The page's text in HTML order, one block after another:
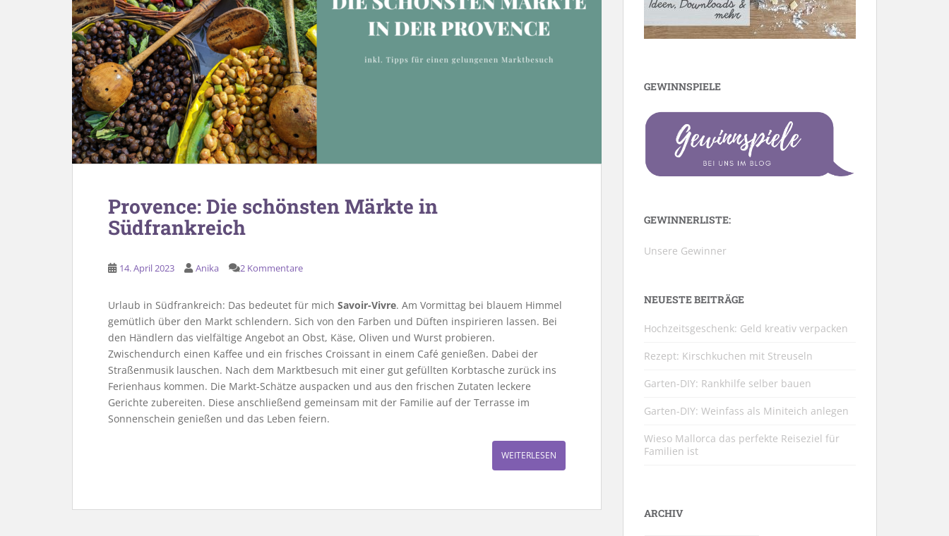
Provence: Die schönsten Märkte in
Südfrankreich
14. April 2023 Anika 2 Kommentare
Urlaub in Südfrankreich: Das bedeutet für mich Savoir-Vivre. Am Vormittag bei blauem Himmel
gemütlich über den Markt schlendern. Sich von den Farben und Düften inspirieren lassen. Bei
den Händlern das vielfältige Angebot an Obst, Käse, Oliven und Wurst probieren.
Zwischendurch einen Kaffee und ein frisches Croissant in einem Café genießen. Dabei der
Straßenmusik lauschen. Nach dem Marktbesuch mit einer gut gefüllten Korbtasche zurück ins
Ferienhaus kommen. Die Markt-Schätze auspacken und aus den frischen Zutaten leckere
Gerichte zubereiten. Diese anschließend gemeinsam mit der Familie auf der Terrasse im
Sonnenschein genießen und das Leben feiern.
WEITERLESEN
GEWINNSPIELE
GEWINNERLISTE:
Unsere Gewinner
NEUESTE BEITRÄGE
Hochzeitsgeschenk: Geld kreativ verpacken
Rezept: Kirschkuchen mit Streuseln
Garten-DIY: Rankhilfe selber bauen
Garten-DIY: Weinfass als Miniteich anlegen
Wieso Mallorca das perfekte Reiseziel für
Familien ist
ARCHIV